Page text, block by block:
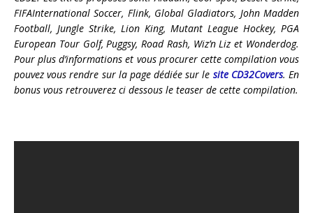
FIFAInternational Soccer, Flink, Global Gladiators, John Madden
Football, Jungle Strike, Lion King, Mutant League Hockey, PGA
European Tour Golf, Puggsy, Road Rash, Wiz’n Liz et Wonderdog.
Pour plus d’informations et vous procurer cette compilation vous
pouvez vous rendre sur la page dédiée sur le site CD32Covers. En
bonus vous retrouverez ci dessous le teaser de cette compilation.